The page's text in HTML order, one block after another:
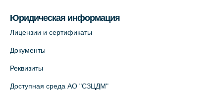
Юридическая информация
Лицензии и сертификаты
Документы
Реквизиты
Доступная среда АО "СЗЦДМ"